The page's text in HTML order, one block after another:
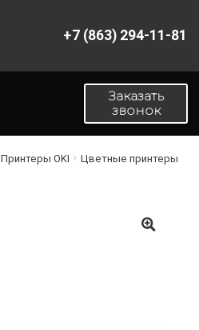
+7 (863) 294-11-81
Заказать
звонок
Принтеры OKI
Цветные принтеры